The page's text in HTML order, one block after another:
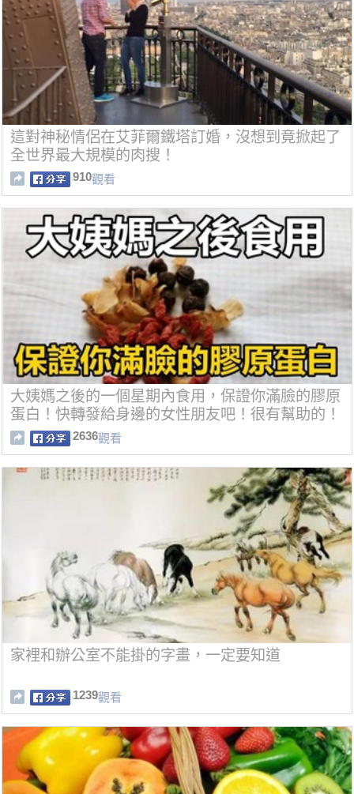
這對神秘情侶在艾菲爾鐵塔訂婚，沒想到竟掀起了
全世界最大規模的肉搜！
910觀看
大姨媽之後的一個星期內食用，保證你滿臉的膠原
蛋白！快轉發給身邊的女性朋友吧！很有幫助的！
2636觀看
家裡和辦公室不能掛的字畫，一定要知道
1239觀看